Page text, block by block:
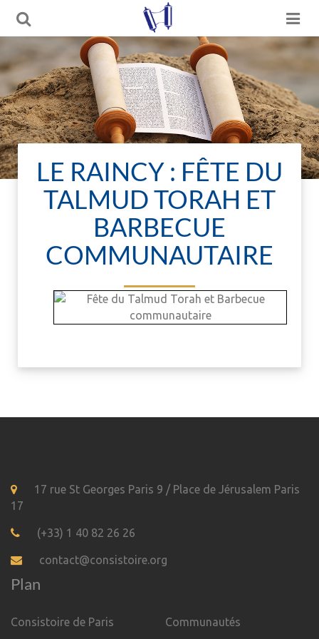
LE RAINCY : FÊTE DU
TALMUD TORAH ET
BARBECUE
COMMUNAUTAIRE
17 rue St Georges Paris 9 / Place de Jérusalem Paris
17
(+33) 1 40 82 26 26
contact@consistoire.org
Plan
Consistoire de Paris Communautés